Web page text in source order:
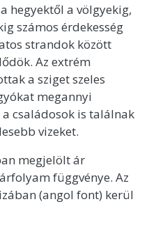
hegyektől a völgyekig,
számos érdekesség
strandok között
Az extrém
a sziget szeles
megannyi
családosok is találnak
vizeket.
megjelölt ár
függvénye. Az
(angol font) kerül